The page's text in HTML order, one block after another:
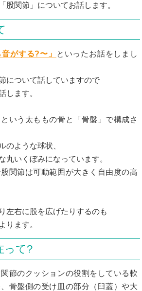
股関節」についてお話します。
音がする?〜」
といったお話をしまし
について話していますので
します。
いう太ももの骨と「骨盤」で構成さ
のような球状、
丸いくぼみになっています。
関節は可動範囲が大きく自由度の高
左右に股を広げたりするのも
ります。
って?
節のクッションの役割をしている軟
骨盤側の受け皿の部分（臼蓋）や大